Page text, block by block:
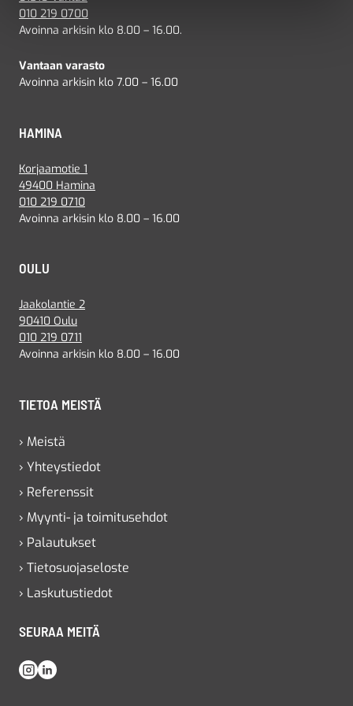
010 219 0700
Avoinna arkisin klo 8.00 – 16.00.
Vantaan varasto
Avoinna arkisin klo 7.00 – 16.00
HAMINA
Korjaamotie 1
49400 Hamina
010 219 0710
Avoinna arkisin klo 8.00 – 16.00
OULU
Jaakolantie 2
90410 Oulu
010 219 0711
Avoinna arkisin klo 8.00 – 16.00
TIETOA MEISTÄ
› Meistä
› Yhteystiedot
› Referenssit
› Myynti- ja toimitusehdot
› Palautukset
› Tietosuojaseloste
› Laskutustiedot
SEURAA MEITÄ
Instagram
LinkedIn